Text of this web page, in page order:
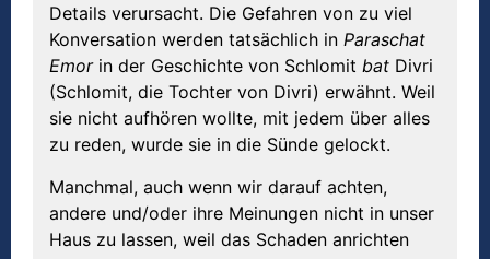
Details verursacht. Die Gefahren von zu viel
Konversation werden tatsächlich in Paraschat
Emorin der Geschichte von Schlomit bat Divri
(Schlomit, die Tochter von Divri) erwähnt. Weil
sie nicht aufhören wollte, mit jedem über alles
zu reden, wurde sie in die Sünde gelockt.
Manchmal, auch wenn wir darauf achten,
andere und/oder ihre Meinungen nicht in unser
Haus zu lassen, weil das Schaden anrichten